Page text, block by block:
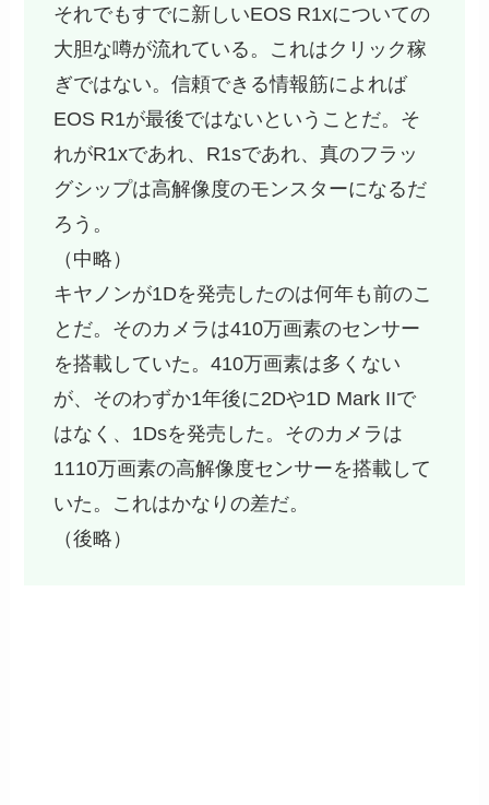
それでもすでに新しいEOS R1xについての
大胆な噂が流れている。これはクリック稼
ぎではない。信頼できる情報筋によれば
EOS R1が最後ではないということだ。そ
れがR1xであれ、R1sであれ、真のフラッ
グシップは高解像度のモンスターになるだ
ろう。
（中略）
キヤノンが1Dを発売したのは何年も前のこ
とだ。そのカメラは410万画素のセンサー
を搭載していた。410万画素は多くない
が、そのわずか1年後に2Dや1D Mark IIで
はなく、1Dsを発売した。そのカメラは
1110万画素の高解像度センサーを搭載して
いた。これはかなりの差だ。
（後略）